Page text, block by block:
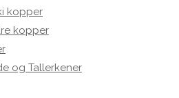
kopper
kopper
og Tallerkener